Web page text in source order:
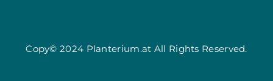
Copy© 2024 Planterium.at All Rights Reserved.